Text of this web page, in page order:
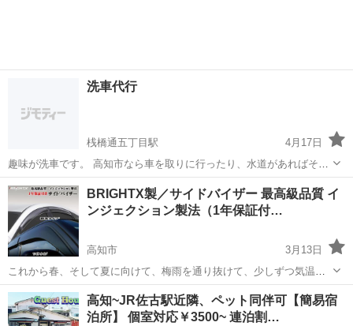
洗車代行
桟橋通五丁目駅
4月17日
趣味が洗車です。 高知市なら車を取りに行ったり、水道があればその
場で洗車をします。 シャンプー ルミナスオーシャン＋ 鉄粉取り キ
ーパープロ 鉄粉取りクリーナー 油脂系クリーナー PMライト 水
垢 ａ06 コーティング LM...
高知 高知市 桟橋通五丁目駅 その他 洗車
BRIGHTX製／サイドバイザー 最高級品質 イ
ンジェクション製法（1年保証付…
高知市
3月13日
これから春、そして夏に向けて、梅雨を通り抜けて、少しずつ気温が
上がっていきますね。 ドアバイザーがあれば雨天時でも少し窓を開け
ていても、雨が吹き込まずに換気が可能！ また、暑い日は窓を少しだ
け開けておき車...
高知 高知市 その他
高知~JR佐古駅近隣、ペット同伴可【簡易宿
泊所】 個室対応￥3500~ 連泊割…